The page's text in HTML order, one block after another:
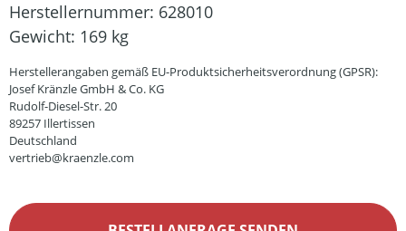
Herstellernummer: 628010
Gewicht: 169 kg
Herstellerangaben gemäß EU-Produktsicherheitsverordnung (GPSR):
Josef Kränzle GmbH & Co. KG
Rudolf-Diesel-Str. 20
89257 Illertissen
Deutschland
vertrieb@kraenzle.com